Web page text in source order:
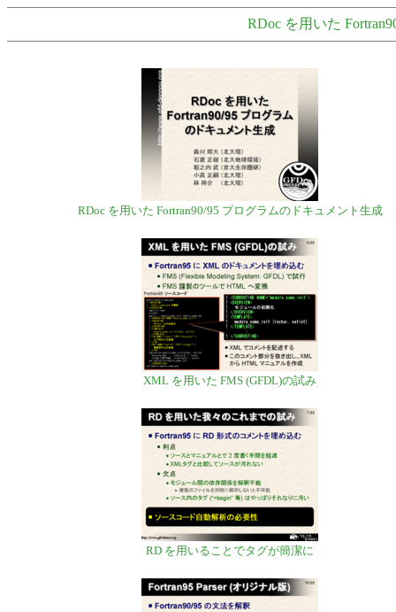
RDoc を用いた
RDoc を用いた Fortran90/95 プログラムのドキュメント生成
XML を用いた FMS (GFDL)の試み
RD を用いることでタグが簡潔に